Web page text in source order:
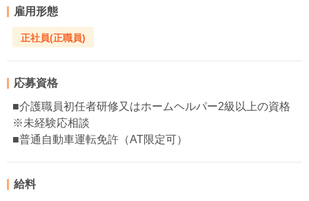
雇用形態
正社員(正職員)
応募資格
■介護職員初任者研修又はホームヘルパー2級以上の資格
※未経験応相談
■普通自動車運転免許（AT限定可）
給料